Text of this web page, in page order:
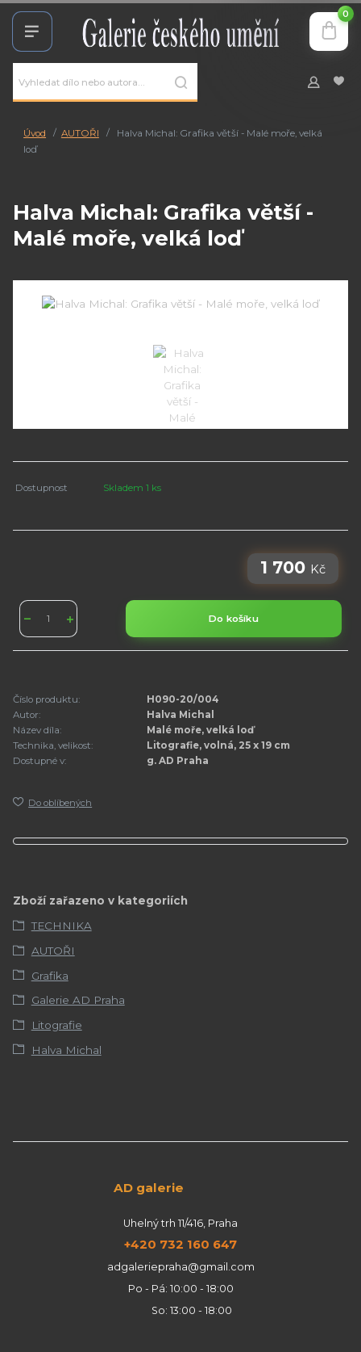
0
Úvod AUTOŘI
Halva Michal: Grafika větší - Malé moře, velká
loď
Halva Michal: Grafika větší -
Malé moře, velká loď
Dostupnost Skladem 1 ks
1 700 Kč
Do košíku
Číslo produktu:
H090-20/004
Autor:
Halva Michal
Název díla:
Malé moře, velká loď
Technika, velikost:
Litografie, volná, 25 x 19 cm
Dostupné v:
g. AD Praha
Do oblíbených
Zboží zařazeno v kategoriích
TECHNIKA
AUTOŘI
Grafika
Galerie AD Praha
Litografie
Halva Michal
AD galerie
Uhelný trh 11/416, Praha
+420 732 160 647
adgaleriepraha@gmail.com
Po - Pá: 10:00 - 18:00
So: 13:00 - 18:00